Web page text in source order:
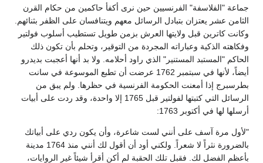
جماعة "الفلاسفة" الفرنسيين حين نرى أكفأ حاكمين من حكام القرن
الثامن عشر يعتزان بتبادل الرسائل معهم ويتنافسان على الظفر بثنائهم.
وكانت كاترين قبل ولايتها العرش بزمن طويل تستطيب أسلوب فولتير
وفكاهته الذكية وعباراته المجردة من التوقير، وتحلم بأن تكون ذلك
الحاكم "المستبد المستنير" الذي راود أحلامه. ولا بد أنها أعجبت بديدرو
أيضاً، لأنها في سبتمبر 1762 عرضت أن تطبع الموسوعة في سانت
بطرسبرج إذا أمعنت الحكومة الفرنسية في حظرها. ولم يبق من
الرسائل التي كتبتها لفولتير قبل 1765 إلا واحدة، وقد ردت على أبيات
أرسلها لها في أكتوبر 1763:
"لأول مرة آسف على أنني لست شاعرة، وأن يكون ردي على أبياتك
بالضرورة نثراً لا شعراً. ولكني أود أن أقول لك أنني منذ 1764 مدينة
بأعظم الفضل لك. فقبل تلك الحقبة لم أكن أقرأ شيئاً غير الروايات،